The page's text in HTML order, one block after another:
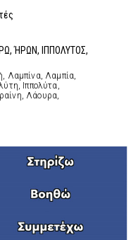
ΉΡΩΝ, ΙΠΠΟΛΥΤΟΣ,
Λαμπίνα, Λαμπία,
Ιππολύτα,
Λάουρα,